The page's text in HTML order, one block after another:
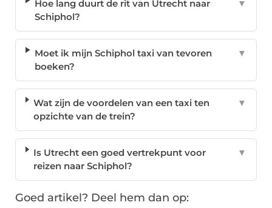
Hoe lang duurt de rit van Utrecht naar
Schiphol?
▼
Moet ik mijn Schiphol taxi van tevoren
boeken?
▼
Wat zijn de voordelen van een taxi ten
opzichte van de trein?
▼
Is Utrecht een goed vertrekpunt voor
reizen naar Schiphol?
▼
Goed artikel? Deel hem dan op: